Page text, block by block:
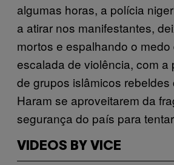
algumas horas, a polícia
a atirar nos manifestantes,
mortos e espalhando o medo
escalada de violência, com a
de grupos islâmicos rebeldes
Haram se aproveitarem da
segurança do país para
VIDEOS BY VICE